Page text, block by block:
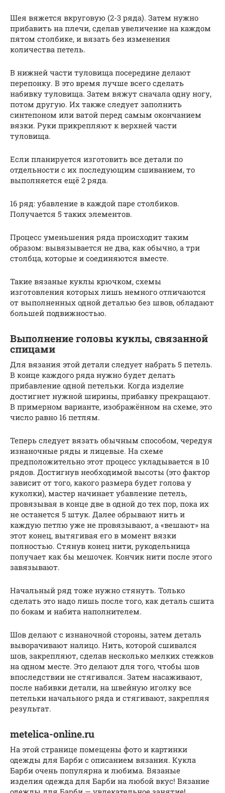
Шея вяжется вкруговую (2-3 ряда). Затем нужно
прибавить на плечи, сделав увеличение на каждом
пятом столбике, и вязать без изменения
количества петель.
В нижней части туловища посередине делают
перепонку. В это время лучше всего сделать
набивку туловища. Затем вяжут сначала одну ногу,
потом другую. Их также следует заполнить
синтепоном или ватой перед самым окончанием
вязки. Руки прикрепляют к верхней части
туловища.
Если планируется изготовить все детали по
отдельности с их последующим сшиванием, то
выполняется ещё 2 ряда.
16 ряд: убавление в каждой паре столбиков.
Получается 5 таких элементов.
Процесс уменьшения ряда происходит таким
образом: вывязывается не два, как обычно, а три
столбца, которые и соединяются вместе.
Такие вязаные куклы крючком, схемы
изготовления которых лишь немного отличаются
от выполненных одной деталью без швов, обладают
большей подвижностью.
Выполнение головы куклы, связанной
спицами
Для вязания этой детали следует набрать 5 петель.
В конце каждого ряда нужно будет делать
прибавление одной петельки. Когда изделие
достигнет нужной ширины, прибавку прекращают.
В примерном варианте, изображённом на схеме, это
число равно 16 петлям.
Теперь следует вязать обычным способом, чередуя
изнаночные ряды и лицевые. На схеме
предположительно этот процесс укладывается в 10
рядов. Достигнув необходимой высоты (это фактор
зависит от того, какого размера будет голова у
куколки), мастер начинает убавление петель,
провязывая в конце две в одной до тех пор, пока их
не останется 5 штук. Далее обрывают нить и
каждую петлю уже не провязывают, а «вешают» на
этот конец, вытягивая его в момент вязки
полностью. Стянув конец нити, рукодельница
получает как бы мешочек. Кончик нити после этого
завязывают.
Начальный ряд тоже нужно стянуть. Только
сделать это надо лишь после того, как деталь сшита
по бокам и набита наполнителем.
Шов делают с изнаночной стороны, затем деталь
выворачивают налицо. Нить, которой сшивался
шов, закрепляют, сделав несколько мелких стежков
на одном месте. Это делают для того, чтобы шов
впоследствии не стягивался. Затем насаживают,
после набивки детали, на швейную иголку все
петельки начального ряда и стягивают, закрепляя
результат.
metelica-online.ru
На этой странице помещены фото и картинки
одежды для Барби с описанием вязания. Кукла
Барби очень популярна и любима. Вязаные
изделия одежда для Барби на любой вкус! Вязание